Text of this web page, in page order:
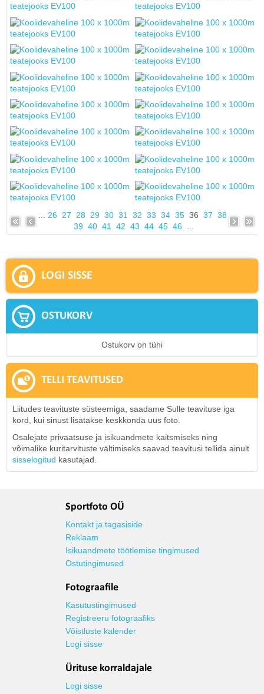
26 27 28 29 30 31 32 33 34 35 36 37 38
39 40 41 42 43 44 45 46
LOGI SISSE
OSTUKORV
Ostukorv on tühi
TELLI TEAVITUSED
Liitudes teavituste süsteemiga, saadame Sulle teavituse iga
kord, kui sinust lisatakse keskkonda uus foto.
Osalejate privaatsuse ja isikuandmete kaitsmiseks ning
võimalike kuritarvituste vältimiseks saavad teavitusi tellida ainult
sisselogitud kasutajad.
Sportfoto OÜ
Kontakt ja tagasiside
Reklaam
Isikuandmete töötlemise tingimused
Ostutingimused
Fotograafile
Kasutustingimused
Registreeru fotograafiks
Võistluste kalender
Logi sisse
Ürituse korraldajale
Logi sisse